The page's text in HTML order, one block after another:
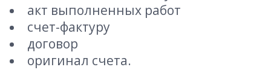
акт выполненных работ
счет-фактуру
договор
оригинал счета.